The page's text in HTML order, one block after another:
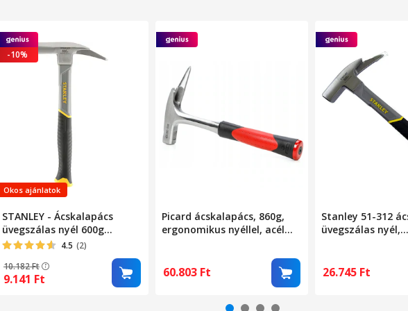
-10%
Okos ajánlatok
STANLEY - Ácskalapács
üvegszálas nyél 600g
[STHT0-51311]
4.5 (2)
10.182Ft
9.141 Ft
Picard ácskalapács, 860g,
ergonomikus nyéllel, acél
60.803 Ft
Stanley 51-312
üvegszálas nyél,
csúszásmentes
mágneses
26.745 Ft